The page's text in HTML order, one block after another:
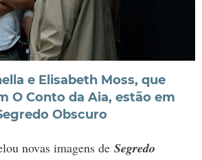
e Elisabeth Moss, que
O Conto da Aia, estão em
Obscuro
novas imagens de Segredo